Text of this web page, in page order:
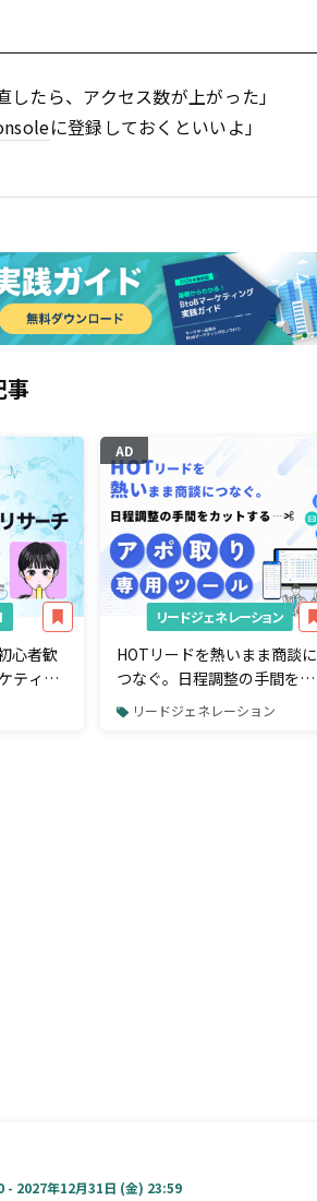
たら、アクセス数が上がった」
に登録しておくといいよ」
事
心者歓
ティン
ー
AD
リードジェネレーション
HOTリードを熱いまま商談に
つなぐ。日程調整の手間をカ
ットする「アポ取り専用」ツ
リードジェネレーション
- 2027年12月31日 (金) 23:59